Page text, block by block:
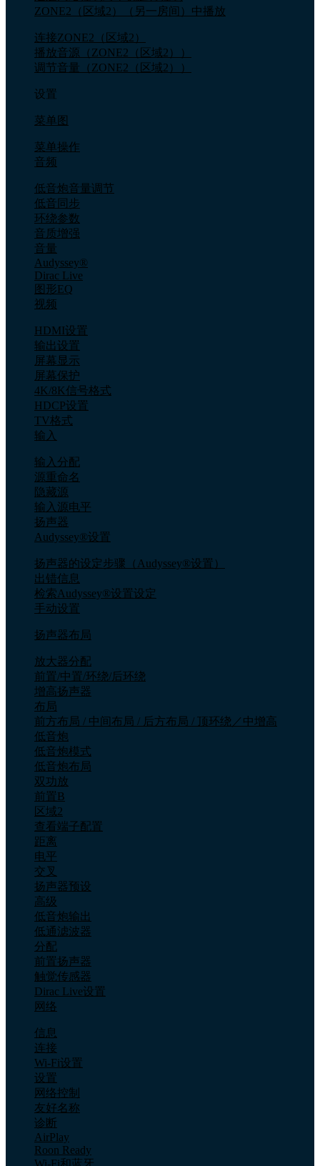
ZONE2（区域2）（另一房间）中播放
连接ZONE2（区域2）
播放音源（ZONE2（区域2））
调节音量（ZONE2（区域2））
设置
菜单图
菜单操作
音频
低音炮音量调节
低音同步
环绕参数
音质增强
音量
Audyssey®
Dirac Live
图形EQ
视频
HDMI设置
输出设置
屏幕显示
屏幕保护
4K/8K信号格式
HDCP设置
TV格式
输入
输入分配
源重命名
隐藏源
输入源电平
扬声器
Audyssey®设置
扬声器的设定步骤（Audyssey®设置）
出错信息
检索Audyssey®设置设定
手动设置
扬声器布局
放大器分配
前置/中置/环绕/后环绕
增高扬声器
布局
前方布局 / 中间布局 / 后方布局 / 顶环绕／中增高
低音炮
低音炮模式
低音炮布局
双功放
前置B
区域2
查看端子配置
距离
电平
交叉
扬声器预设
高级
低音炮输出
低通滤波器
分配
前置扬声器
触觉传感器
Dirac Live设置
网络
信息
连接
Wi-Fi设置
设置
网络控制
友好名称
诊断
AirPlay
Roon Ready
Wi-Fi和蓝牙